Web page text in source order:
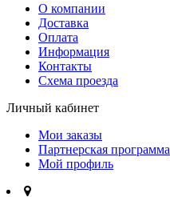
О компании
Доставка
Оплата
Информация
Контакты
Схема проезда
Личный кабинет
Мои заказы
Партнерская программа
Мой профиль